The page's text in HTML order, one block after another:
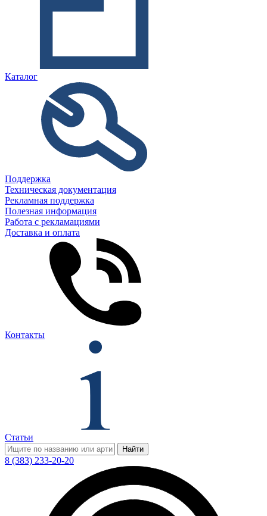
Каталог
Поддержка
Техническая документация
Рекламная поддержка
Полезная информация
Работа с рекламациями
Доставка и оплата
Контакты
Статьи
Найти
8 (383) 233-20-20